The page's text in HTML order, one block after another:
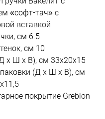
«софт-тач» с
вставкой
см 6.5
см 10
х Ш х В), см 33х20х15
(Д х Ш х В), см
покрытие Greblon